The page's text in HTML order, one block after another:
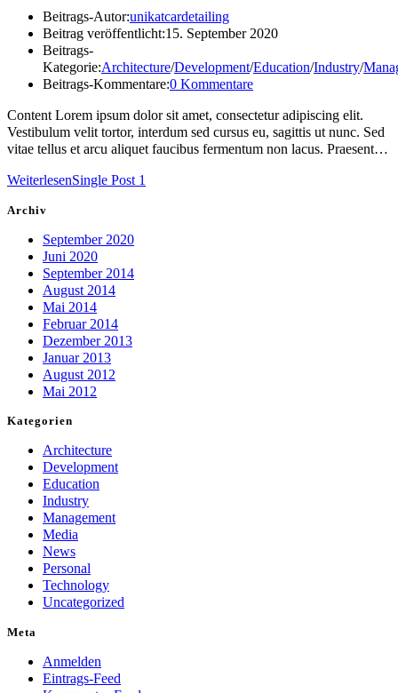
Beitrags-Autor:unikatcardetailing
Beitrag veröffentlicht:15. September 2020
Beitrags-
Kategorie:Architecture/Development/Education/Industry/
Beitrags-Kommentare:0 Kommentare
Content Lorem ipsum dolor sit amet, consectetur adipiscing elit.
Vestibulum velit tortor, interdum sed cursus eu, sagittis ut nunc. Sed
vitae tellus et arcu aliquet faucibus fermentum non lacus. Praesent…
WeiterlesenSingle Post 1
Archiv
September 2020
Juni 2020
September 2014
August 2014
Mai 2014
Februar 2014
Dezember 2013
Januar 2013
August 2012
Mai 2012
Kategorien
Architecture
Development
Education
Industry
Management
Media
News
Personal
Technology
Uncategorized
Meta
Anmelden
Eintrags-Feed